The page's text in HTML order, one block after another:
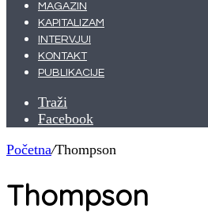
MAGAZIN
KAPITALIZAM
INTERVJUI
KONTAKT
PUBLIKACIJE
Traži
Facebook
Početna/Thompson
Thompson